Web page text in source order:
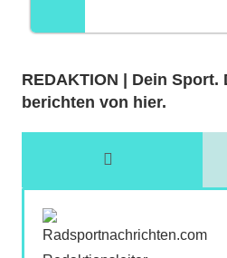
REDAKTION | Dein Sport.
berichten von hier.